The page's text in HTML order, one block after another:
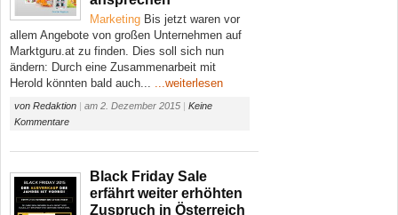
Marketing Bis jetzt waren vor
allem Angebote von großen Unternehmen auf
Marktguru.at zu finden. Dies soll sich nun
ändern: Durch eine Zusammenarbeit mit
Herold könnten bald auch... ...weiterlesen
von Redaktion | am 2. Dezember 2015 | Keine
Kommentare
Black Friday Sale
erfährt weiter erhöhten
Zuspruch in Österreich